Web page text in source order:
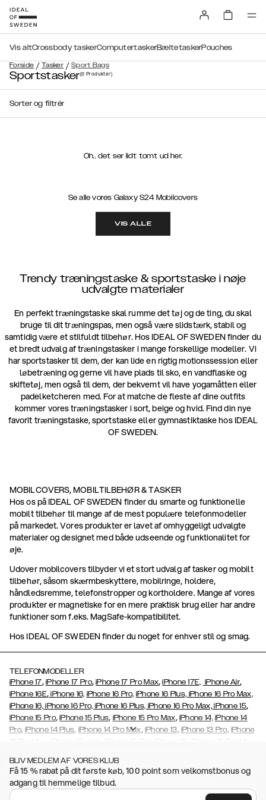
Forside / Tasker / Sport Bags
Vis altCrossbody taskerComputertaskerBæltetaskerPouches
Sportstasker(0Produkter)
Sorter og filtrér
Oh.. det ser lidt tomt ud her.
Se alle vores Galaxy S24 Mobilcovers
VIS ALLE
Trendy træningstaske & sportstaske i nøje
udvalgte materialer
En perfekt træningstaske skal rumme det tøj og de ting, du skal
bruge til dit træningspas, men også være slidstærk, stabil og
samtidig være et stilfuldt tilbehør. Hos IDEAL OF SWEDEN finder du
et bredt udvalg af træningstasker i mange forskellige modeller. Vi
har sportstasker til dem, der kan lide en rigtig motionssession eller
løbetræning og gerne vil have plads til sko, en vandflaske og
skiftetøj, men også til dem, der bekvemt vil have yogamåtten eller
padelketcheren med. For at matche de fleste af dine outfits
kommer vores træningstasker i sort, beige og hvid. Find din nye
favorit træningstaske, sportstaske eller gymnastiktaske hos IDEAL
OF SWEDEN.
MOBILCOVERS, MOBILTILBEHØR & TASKER
Hos os på IDEAL OF SWEDEN finder du smarte og funktionelle
mobilt tilbehør til mange af de mest populære telefonmodeller
på markedet. Vores produkter er lavet af omhyggeligt udvalgte
materialer og designet med både udseende og funktionalitet for
øje.
Udover mobilcovers tilbyder vi et stort udvalg af tasker og mobilt
tilbehør, såsom skærmbeskyttere, mobilringe, holdere,
håndledsremme, telefonstropper og kortholdere. Mange af vores
produkter er magnetiske for en mere praktisk brug eller har andre
funktioner som f.eks. MagSafe-kompatibilitet.
Hos IDEAL OF SWEDEN finder du noget for enhver stil og smag.
TELEFONMODELLER
iPhone 17, iPhone 17 Pro,iPhone 17 Pro Max,iPhone 17E, iPhone Air,
iPhone 16E, iPhone 16, iPhone 16 Pro, iPhone 16 Plus, iPhone 16 Pro Max,
iPhone 16, iPhone 16 Pro, iPhone 16 Plus, iPhone 16 Pro Max, iPhone 15,
iPhone 15 Pro,iPhone 15 Plus, iPhone 15 Pro Max, iPhone 14, iPhone 14
Pro,iPhone 14 Plus, iPhone 14 Pro Max, iPhone 13, iPhone 13 Pro, iPhone
13 Pro Max
iPhone 13 mini iPhone 12 Pro iPhone 12 iPhone 12 Pro Max
iPhone Xs Max,iPhone XR,iPhone X , iPhone SE (2020/2022)
iPhone 8 Plus , iPhone 7 , iPhone 7 Plus , ,
Plus,iPhone 5/5s/SE,Galaxy S26,Galaxy S26+,Galaxy S26
BLIV MEDLEM AF VORES KLUB
Få 15 % rabat på dit første køb, 100 point som velkomstbonus og
adgang til hemmelige tilbud.